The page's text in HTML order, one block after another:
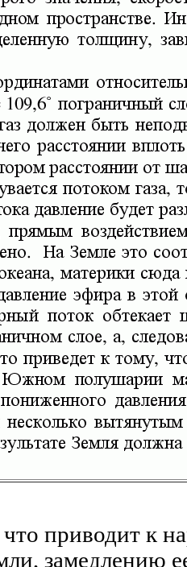
приводит к
замедлению